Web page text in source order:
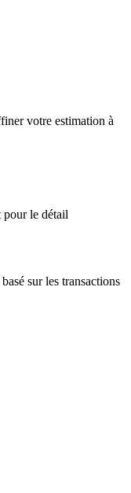
votre estimation à
pour le détail
sur les transactions